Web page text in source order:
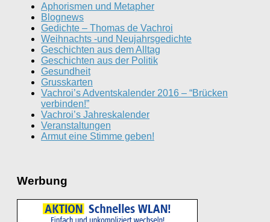
Aphorismen und Metapher
Blognews
Gedichte – Thomas de Vachroi
Weihnachts -und Neujahrsgedichte
Geschichten aus dem Alltag
Geschichten aus der Politik
Gesundheit
Grusskarten
Vachroi’s Adventskalender 2016 – “Brücken
verbinden!”
Vachroi’s Jahreskalender
Veranstaltungen
Armut eine Stimme geben!
Werbung